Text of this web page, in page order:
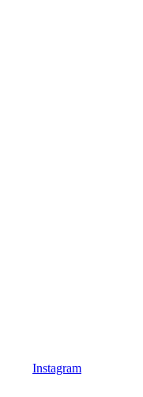
Instagram